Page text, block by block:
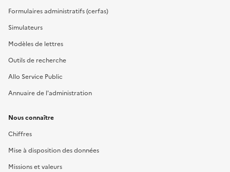
Formulaires administratifs (cerfas)
Simulateurs
Modèles de lettres
Outils de recherche
Allo Service Public
Annuaire de l'administration
Nous connaître
Chiffres
Mise à disposition des données
Missions et valeurs